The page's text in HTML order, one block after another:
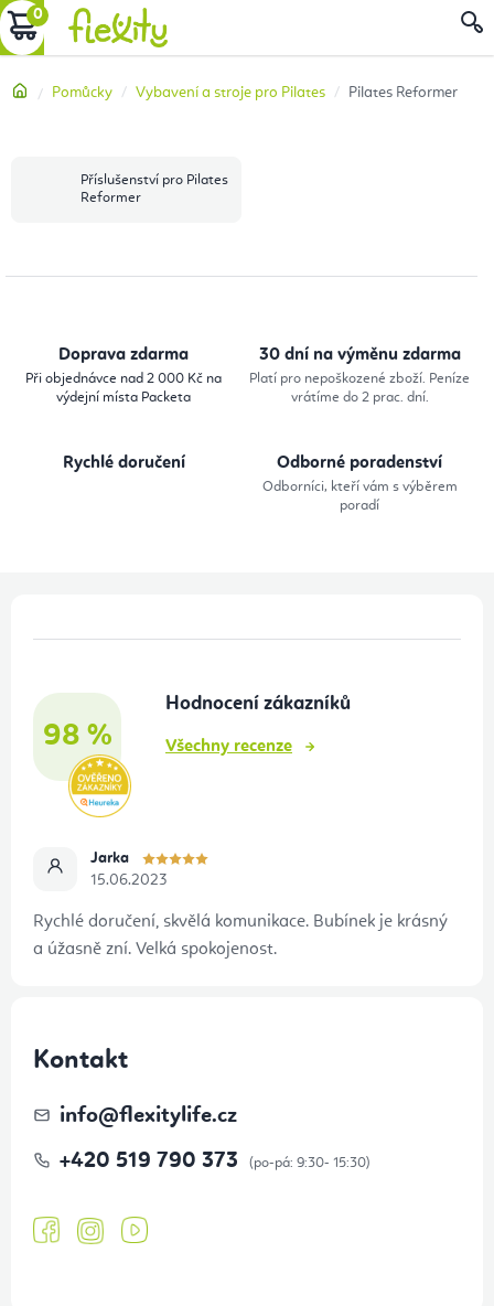
Přejít
na
NÁKUPNÍ
DomůPomůcky Vybavení a stroje pro Pilates Pilates Reformer
Příslušenství pro Pilates
Reformer
Doprava zdarma
Při objednávce nad 2 000 Kč na
výdejní místa Packeta
30 dní na výměnu zdarma
Platí pro nepoškozené zboží. Peníze
vrátíme do 2 prac. dní.
Rychlé doručení Odborné poradenství
Odborníci, kteří vám s výběrem
poradí
98 %
Hodnocení zákazníků
Všechny recenze
Jarka
15.06.2023
Rychlé doručení, skvělá komunikace. Bubínek je krásný
a úžasně zní. Velká spokojenost.
Kontakt
info@flexitylife.cz
+420 519 790 373